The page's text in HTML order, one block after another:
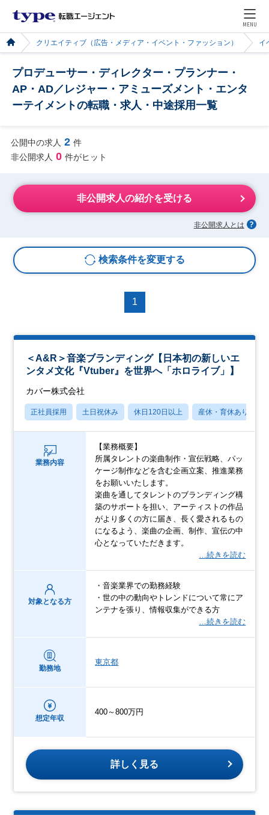
MENU
クリエイティブ（広告・メディア・イベント・ファッション） イ
プロデューサー・ディレクター・プランナー・
AP・AD／レジャー・アミューズメント・エンタ
ーテイメントの転職・求人・中途採用一覧
公開中の求人 2 件
非公開求人 0 件がヒット
非公開求人の紹介を受ける
非公開求人とは
検索条件を変更する
1
＜A&R＞音楽ブランディング【日本初の新しいエ
ンタメ文化『Vtuber』を世界へ「ホロライブ」】
カバー株式会社
正社員採用 土日祝休み 休日120日以上 産休・育休あり
業務内容
【業務概要】
所属タレントの楽曲制作・宣伝戦略、パッ
ケージ制作などを含む企画立案、推進業務
をお願いいたします。
楽曲を通してタレントのブランディング構
築のサポートを担い、アーティストの作品
がより多くの方に届き、長く愛されるもの
になるよう、楽曲の企画、制作、宣伝の中
心となっていただきます。
…続きを読む
対象となる方
・音楽業界での勤務経験
・世の中の動向やトレンドについて常にア
ンテナを張り、情報収集ができる方
…続きを読む
勤務地
東京都
想定年収
400～800万円
詳しく見る